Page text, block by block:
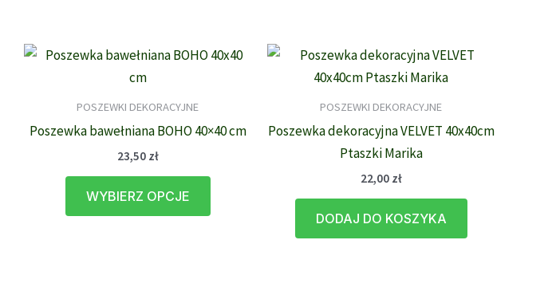
POSZEWKI DEKORACYJNE
Poszewka bawełniana BOHO 40×40 cm
23,50 zł
WYBIERZ OPCJE
Ten
POSZEWKI DEKORACYJNE
Poszewka dekoracyjna VELVET 40x40cm
Ptaszki Marika
22,00 zł
DODAJ DO KOSZYKA